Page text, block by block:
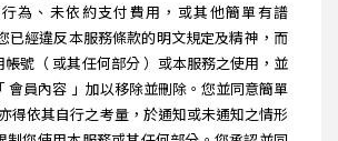
為、未依約支付費用，或其他簡單有譜
已經違反本服務條款的明文規定及精神，而
號（ 或其任何部分 ）或本服務之使用，並
會員內容 」加以移除並刪除。您並同意簡單
得依其自行之考量，於通知或未通知之情形